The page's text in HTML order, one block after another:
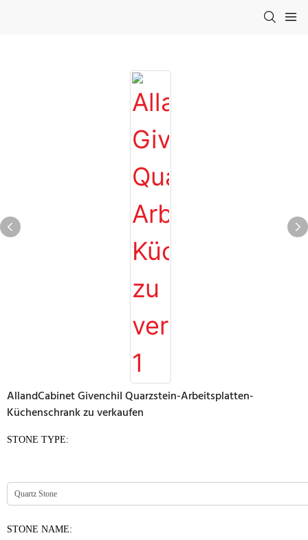
AllandCabinet GivenchiI Quarzstein-Arbeitsplatten-
Küchenschrank zu verkaufen
STONE TYPE:
STONE NAME: